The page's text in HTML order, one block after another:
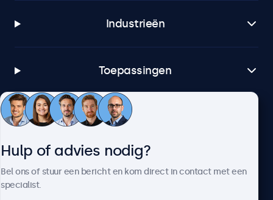
Industrieën
Toepassingen
Klantenservice
Hulp of advies nodig?
Bel ons of stuur een bericht en kom direct in contact met een
specialist.